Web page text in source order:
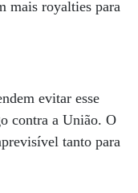
mais royalties para
evitar esse
contra a União. O
tanto para